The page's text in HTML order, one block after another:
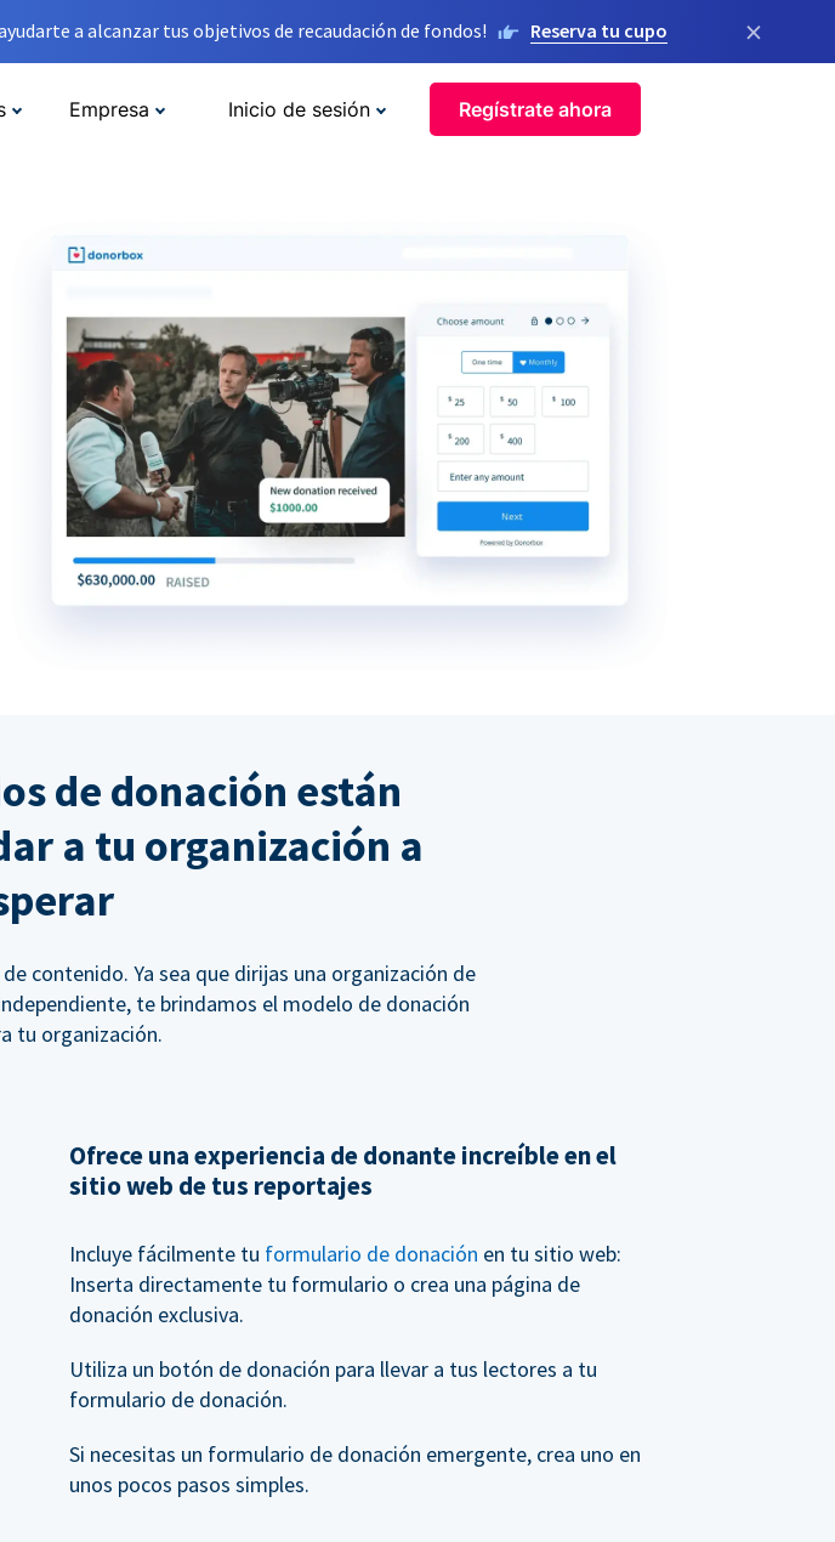
a alcanzar tus objetivos de recaudación de fondos! Reserva tu cupo ×
Empresa Inicio de sesión Regístrate ahora
de donación están
a tu organización a
contenido. Ya sea que dirijas una organización de
te brindamos el modelo de donación
tu organización.
Ofrece una experiencia de donante increíble en el
sitio web de tus reportajes
Incluye fácilmente tu formulario de donación en tu sitio web:
Inserta directamente tu formulario o crea una página de
donación exclusiva.
Utiliza un botón de donación para llevar a tus lectores a tu
formulario de donación.
Si necesitas un formulario de donación emergente, crea uno en
unos pocos pasos simples.